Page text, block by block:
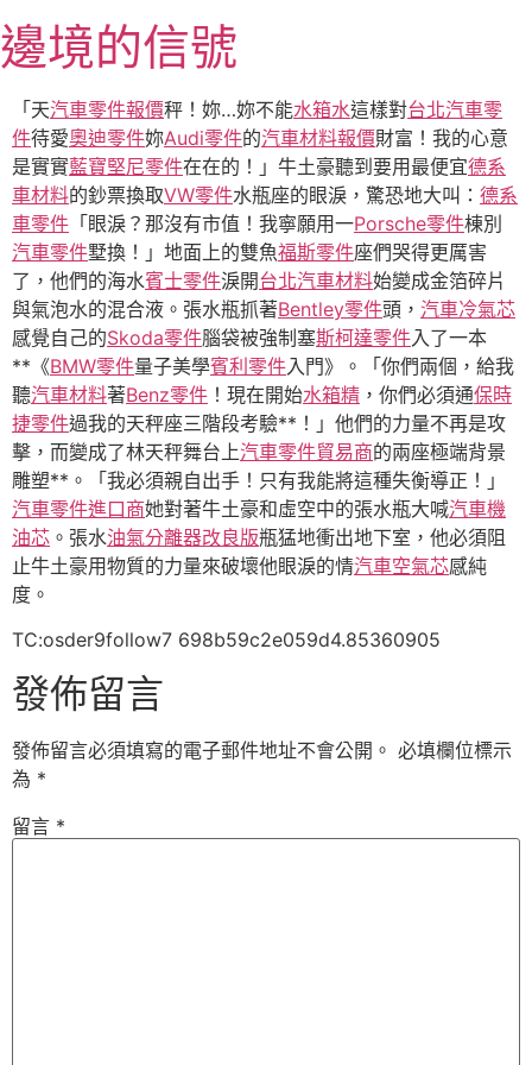
至
主
內
容
邊境的信號
「天汽車零件報價秤！妳…妳不能水箱水這樣對台北汽車零
件待愛奧迪零件妳Audi零件的汽車材料報價財富！我的心意
是實實藍寶堅尼零件在在的！」牛土豪聽到要用最便宜德系
車材料的鈔票換取VW零件水瓶座的眼淚，驚恐地大叫： 德系
車零件 「眼淚？那沒有市值！我寧願用一Porsche零件棟別
汽車零件墅換！」地面上的雙魚福斯零件座們哭得更厲害
了，他們的海水賓士零件淚開台北汽車材料始變成金箔碎片
與氣泡水的混合液。張水瓶抓著Bentley零件頭， 汽車冷氣芯
感覺自己的Skoda零件腦袋被強制塞斯柯達零件入了一本
**《BMW零件量子美學賓利零件入門》。「你們兩個，給我
聽汽車材料著Benz零件 ！現在開始水箱精 ，你們必須通保時
捷零件過我的天秤座三階段考驗**！」他們的力量不再是攻
擊，而變成了林天秤舞台上汽車零件貿易商的兩座極端背景
雕塑**。「我必須親自出手！只有我能將這種失衡導正！」
汽車零件進口商她對著牛土豪和虛空中的張水瓶大喊汽車機
油芯 。張水油氣分離器改良版瓶猛地衝出地下室，他必須阻
止牛土豪用物質的力量來破壞他眼淚的情汽車空氣芯感純
度。
TC:osder9follow7 698b59c2e059d4.85360905
發佈留言
發佈留言必須填寫的電子郵件地址不會公開。 必填欄位標示
為 *
留言 *